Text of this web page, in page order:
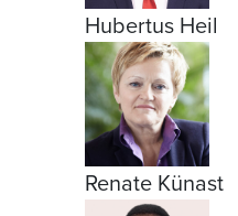
Hubertus Heil
Renate Künast